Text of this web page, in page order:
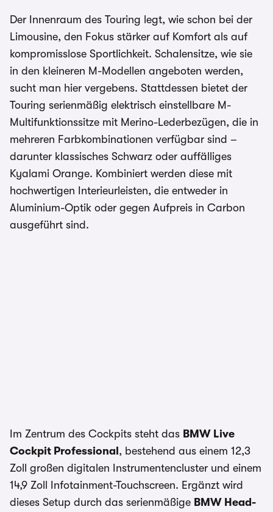
Der Innenraum des Touring legt, wie schon bei der
Limousine, den Fokus stärker auf Komfort als auf
kompromisslose Sportlichkeit. Schalensitze, wie sie
in den kleineren M-Modellen angeboten werden,
sucht man hier vergebens. Stattdessen bietet der
Touring serienmäßig elektrisch einstellbare M-
Multifunktionssitze mit Merino-Lederbezügen, die in
mehreren Farbkombinationen verfügbar sind –
darunter klassisches Schwarz oder auffälliges
Kyalami Orange. Kombiniert werden diese mit
hochwertigen Interieurleisten, die entweder in
Aluminium-Optik oder gegen Aufpreis in Carbon
ausgeführt sind.
Im Zentrum des Cockpits steht das BMW Live
Cockpit Professional , bestehend aus einem 12,3
Zoll großen digitalen Instrumentencluster und einem
14,9 Zoll Infotainment-Touchscreen. Ergänzt wird
dieses Setup durch das serienmäßige BMW Head-